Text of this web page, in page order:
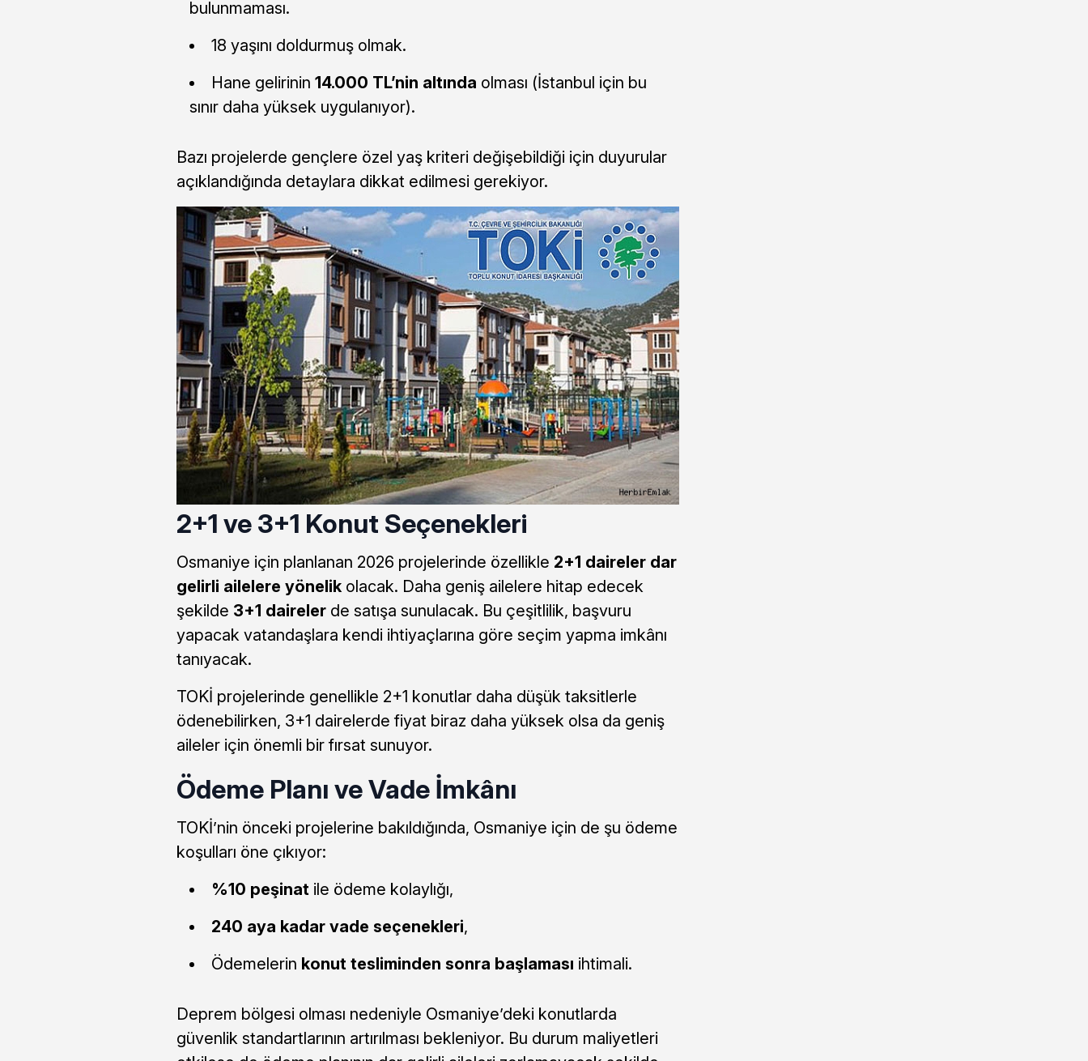
bulunmaması.
18 yaşını doldurmuş olmak.
Hane gelirinin 14.000 TL’nin altında olması (İstanbul için bu
sınır daha yüksek uygulanıyor).
Bazı projelerde gençlere özel yaş kriteri değişebildiği için duyurular
açıklandığında detaylara dikkat edilmesi gerekiyor.
2+1 ve 3+1 Konut Seçenekleri
Osmaniye için planlanan 2026 projelerinde özellikle 2+1 daireler dar
gelirli ailelere yönelikolacak. Daha geniş ailelere hitap edecek
şekilde 3+1 dairelerde satışa sunulacak. Bu çeşitlilik, başvuru
yapacak vatandaşlara kendi ihtiyaçlarına göre seçim yapma imkânı
tanıyacak.
TOKİ projelerinde genellikle 2+1 konutlar daha düşük taksitlerle
ödenebilirken, 3+1 dairelerde fiyat biraz daha yüksek olsa da geniş
aileler için önemli bir fırsat sunuyor.
Ödeme Planı ve Vade İmkânı
TOKİ’nin önceki projelerine bakıldığında, Osmaniye için de şu ödeme
koşulları öne çıkıyor:
%10 peşinatile ödeme kolaylığı,
240 aya kadar vade seçenekleri,
Ödemelerin konut tesliminden sonra başlaması ihtimali.
Deprem bölgesi olması nedeniyle Osmaniye’deki konutlarda
güvenlik standartlarının artırılması bekleniyor. Bu durum maliyetleri